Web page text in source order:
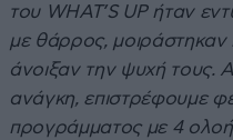
του WHAT’S UP ήταν
με θάρρος, μοιράστηκαν
άνοιξαν την ψυχή τους.
ανάγκη, επιστρέφουμε
προγράμματος με 4